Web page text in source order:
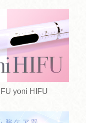
yoni HIFU